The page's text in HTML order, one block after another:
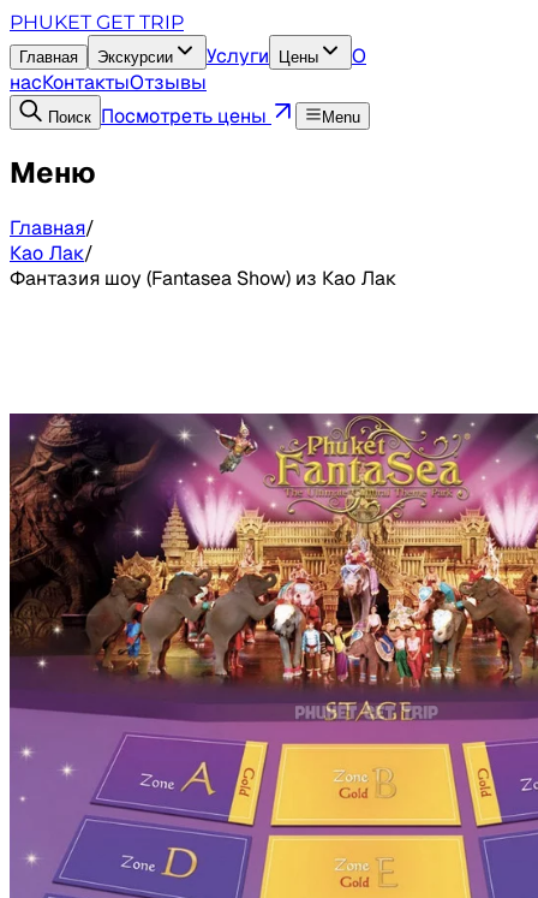
PHUKET GET TRIP
Главная Экскурсии Услуги Цены
О
насКонтактыОтзывы
Поиск Посмотреть цены Menu
Меню
Главная/
Као Лак/
Фантазия шоу (Fantasea Show) из Као Лак